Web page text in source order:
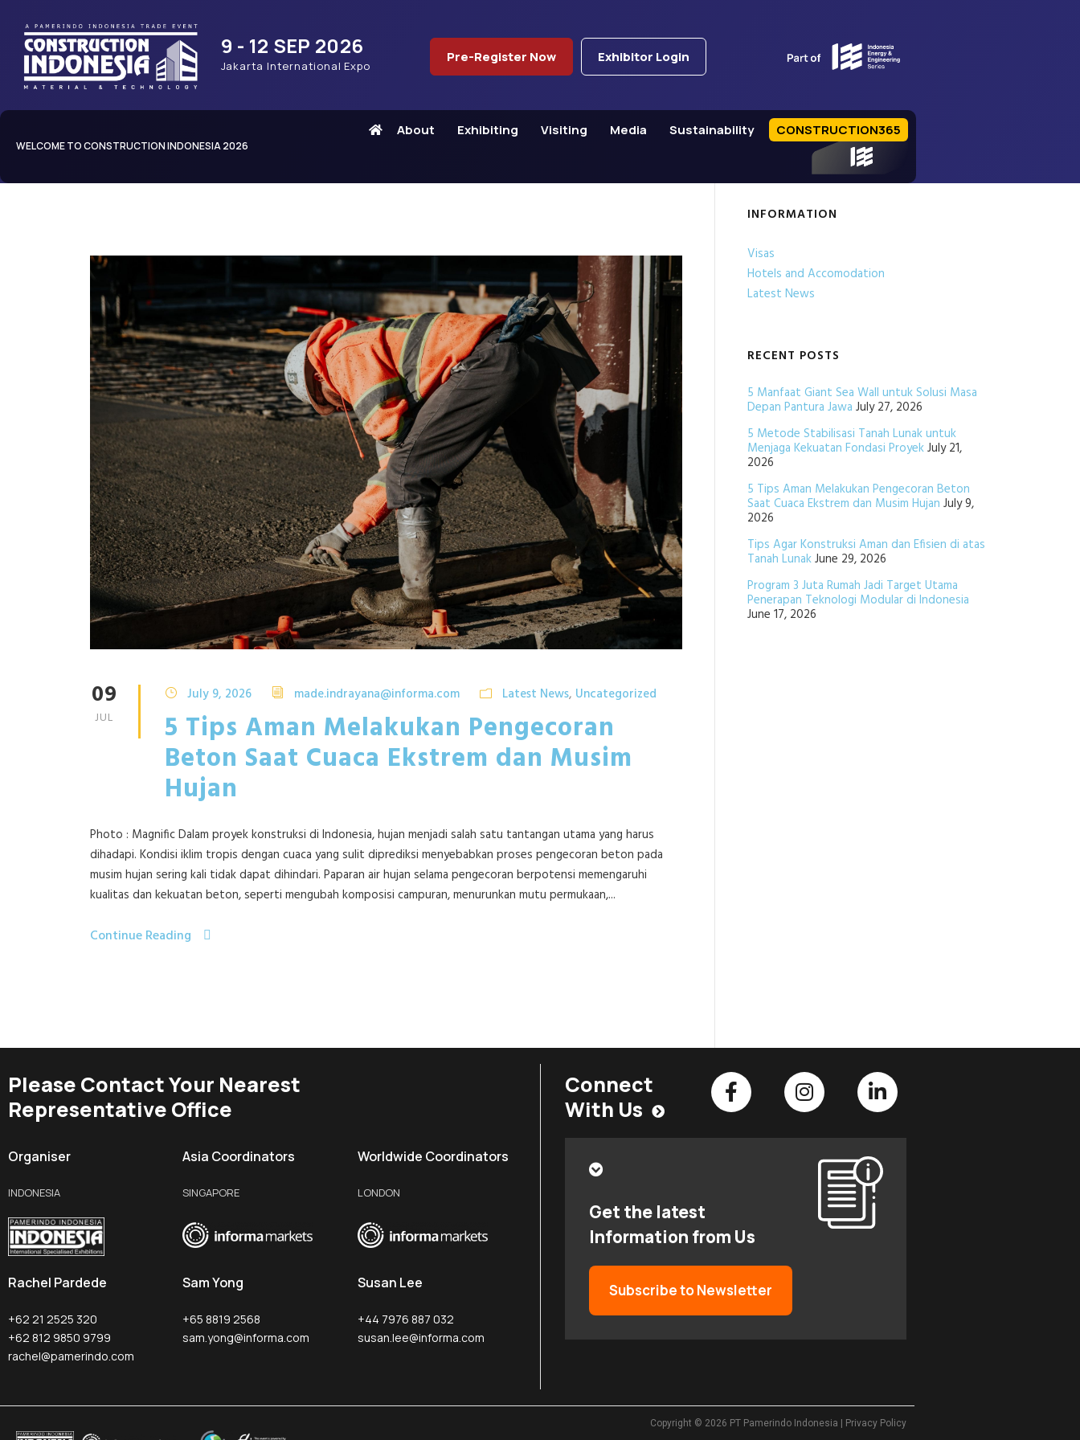
9 - 12 SEP 2026
Jakarta International Expo
Pre-Register Now Exhibitor Login
WELCOME TO CONSTRUCTION INDONESIA 2026
About Exhibiting Visiting Media Sustainability CONSTRUCTION365
09
JUL
July 9, 2026 made.indrayana@informa.com Latest News, Uncategorized
5 Tips Aman Melakukan Pengecoran
Beton Saat Cuaca Ekstrem dan Musim
Hujan
Photo : Magnific Dalam proyek konstruksi di Indonesia, hujan menjadi salah satu tantangan utama yang harus
dihadapi. Kondisi iklim tropis dengan cuaca yang sulit diprediksi menyebabkan proses pengecoran beton pada
musim hujan sering kali tidak dapat dihindari. Paparan air hujan selama pengecoran berpotensi memengaruhi
kualitas dan kekuatan beton, seperti mengubah komposisi campuran, menurunkan mutu permukaan,...
Continue Reading
INFORMATION
Visas
Hotels and Accomodation
Latest News
RECENT POSTS
5 Manfaat Giant Sea Wall untuk Solusi Masa
Depan Pantura Jawa July 27, 2026
5 Metode Stabilisasi Tanah Lunak untuk
Menjaga Kekuatan Fondasi ProyekJuly 21,
2026
5 Tips Aman Melakukan Pengecoran Beton
Saat Cuaca Ekstrem dan Musim Hujan July 9,
2026
Tips Agar Konstruksi Aman dan Efisien di atas
Tanah LunakJune 29, 2026
Program 3 Juta Rumah Jadi Target Utama
Penerapan Teknologi Modular di Indonesia
June 17, 2026
Please Contact Your Nearest
Representative Office
Organiser
INDONESIA
Rachel Pardede
+62 21 2525 320
+62 812 9850 9799
rachel@pamerindo.com
Asia Coordinators
SINGAPORE
Sam Yong
+65 8819 2568
sam.yong@informa.com
Worldwide Coordinators
LONDON
Susan Lee
+44 7976 887 032
susan.lee@informa.com
Connect
With Us
Get the latest
Information from Us
Subscribe to Newsletter
Copyright © 2026 PT Pamerindo Indonesia Privacy Policy